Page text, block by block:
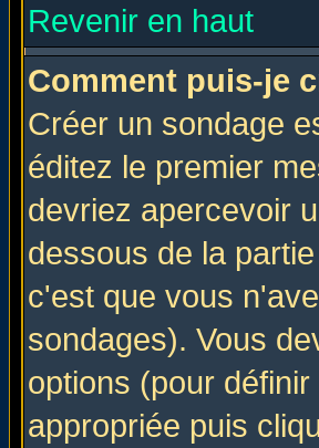
Revenir en haut
Comment puis-je
Créer un sondage
éditez le premier
devriez apercevoir
dessous de la partie
c'est que vous
sondages). Vous
options (pour
appropriée puis